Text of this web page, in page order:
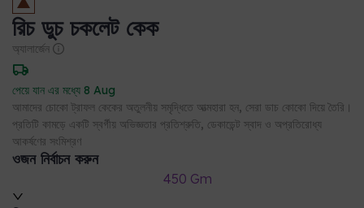
রিচ ডুচ চকলেট কেক
অ্যালার্জেন
পেয়ে যান এর মধ্যে 8 Aug
আমাদের চোকো ট্রাফল কেকের অতুলনীয় সমৃদ্ধিতে আত্মহারা হন, সেরা ডাচ কোকো দিয়ে তৈরি।
প্রতিটি কামড়ে একটি স্বর্গীয় অভিজ্ঞতার প্রতিশ্রুতি, ডেকাডেন্ট স্বাদ ও অপ্রতিরোধ্য
আকর্ষণের সংমিশ্রণ
ওজন নির্বাচন করুন
450 Gm